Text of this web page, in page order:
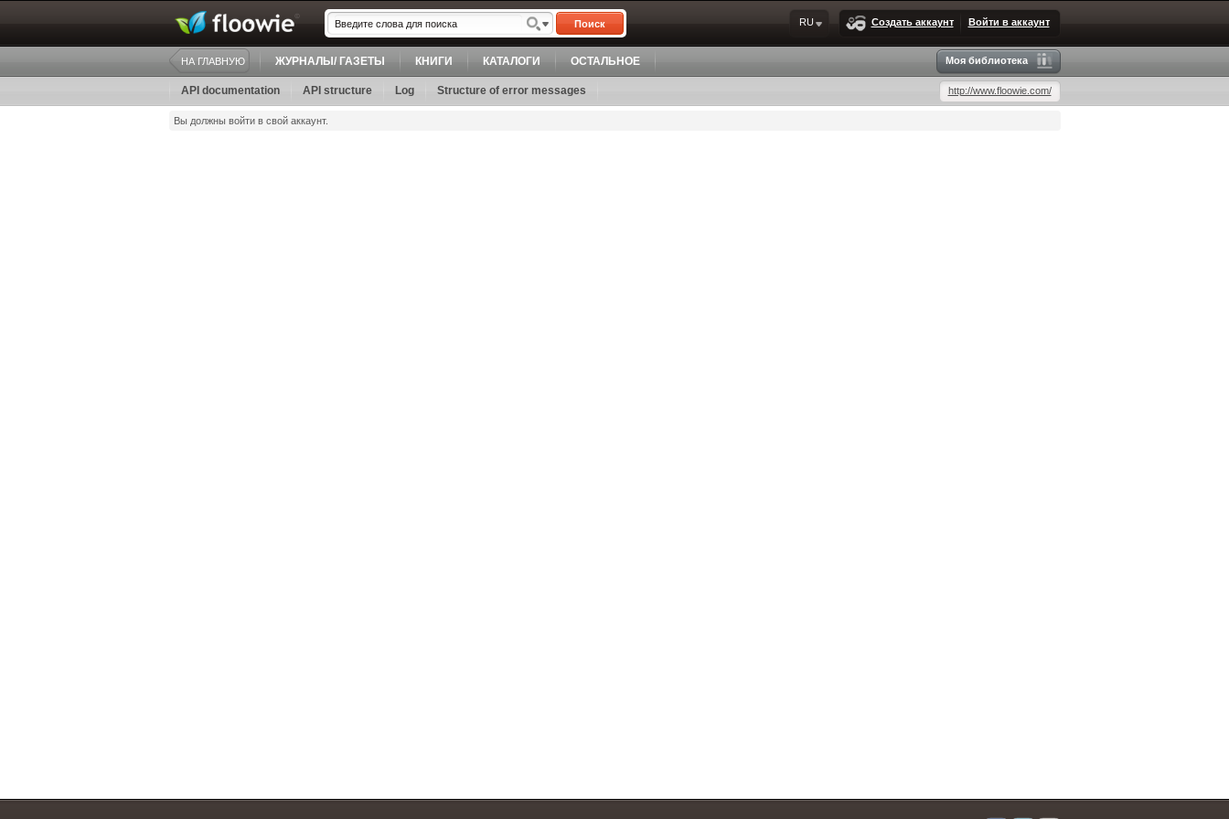
Поиск Создать аккаунт Войти в аккаунт
RU
НА ГЛАВНУЮ ЖУРНАЛЫ/ ГАЗЕТЫ КНИГИ КАТАЛОГИ ОСТАЛЬНОЕ Моя библиотека
API documentation API structure Log Structure of error messages http://www.floowie.com/
Вы должны войти в свой аккаунт.